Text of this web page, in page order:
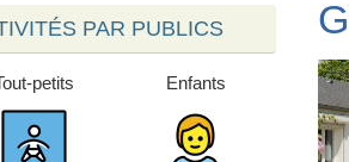
PAR PUBLICS
petits Enfants